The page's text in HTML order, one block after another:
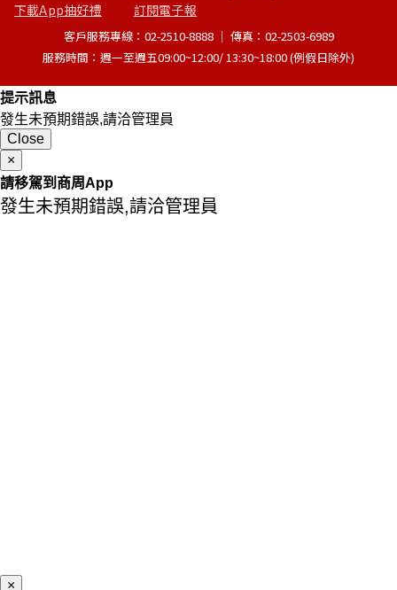
下載App抽好禮 訂閱電子報
客戶服務專線：02-2510-8888 │ 傳真：02-2503-6989
服務時間：週一至週五09:00~12:00/ 13:30~18:00 (例假日除外)
提示訊息
發生未預期錯誤,請洽管理員
Close
×
請移駕到商周App
發生未預期錯誤,請洽管理員
×